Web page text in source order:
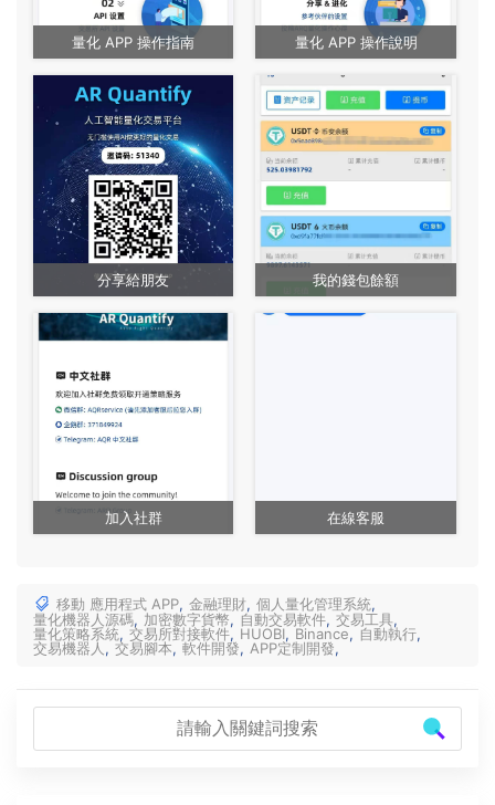
量化 APP 操作指南 量化 APP 操作說明
分享給朋友 我的錢包餘額
加入社群 在線客服
移動 應用程式 APP, 金融理財, 個人量化管理系統,
量化機器人源碼, 加密數字貨幣, 自動交易軟件, 交易工具,
量化策略系統, 交易所對接軟件, HUOBI, Binance, 自動執行,
交易機器人 , 交易腳本, 軟件開發, APP定制開發,